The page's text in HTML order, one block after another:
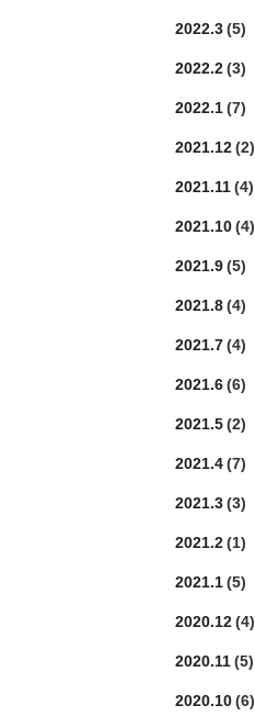
2022.3(5)
2022.2(3)
2022.1(7)
2021.12(2)
2021.11(4)
2021.10(4)
2021.9(5)
2021.8(4)
2021.7(4)
2021.6(6)
2021.5(2)
2021.4(7)
2021.3(3)
2021.2(1)
2021.1(5)
2020.12(4)
2020.11(5)
2020.10(6)